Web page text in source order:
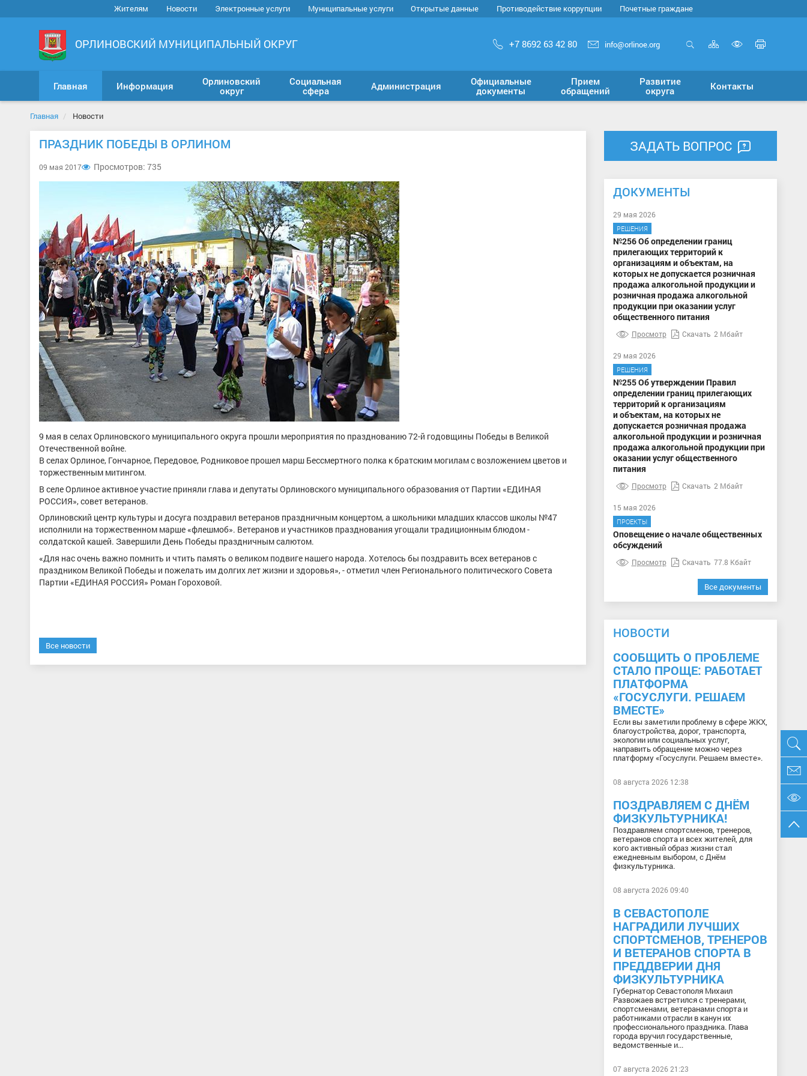
Жителям Новости Электронные услуги Муниципальные услуги Открытые данные Противодействие коррупции Почетные граждане
ОРЛИНОВСКИЙ МУНИЦИПАЛЬНЫЙ ОКРУГ +7 8692 63 42 80 info@orlinoe.org Карта
сайта
версию
для
Главная Информация
Орлиновский
округ
Социальная
сфера
Администрация
Официальные
документы
Прием
обращений
Развитие
округа
Контакты
Главная Новости
ПРАЗДНИК ПОБЕДЫ В ОРЛИНОМ
09 мая 2017 Просмотров: 735
9 мая в селах Орлиновского муниципального округа прошли мероприятия по празднованию 72-й годовщины Победы в Великой
Отечественной войне.
В селах Орлиное, Гончарное, Передовое, Родниковое прошел марш Бессмертного полка к братским могилам с возложением цветов и
торжественным митингом.
В селе Орлиное активное участие приняли глава и депутаты Орлиновского муниципального образования от Партии «ЕДИНАЯ
РОССИЯ», совет ветеранов.
Орлиновский центр культуры и досуга поздравил ветеранов праздничным концертом, а школьники младших классов школы №47
исполнили на торжественном марше «флешмоб». Ветеранов и участников празднования угощали традиционным блюдом -
солдатской кашей. Завершили День Победы праздничным салютом.
«Для нас очень важно помнить и чтить память о великом подвиге нашего народа. Хотелось бы поздравить всех ветеранов с
праздником Великой Победы и пожелать им долгих лет жизни и здоровья», - отметил член Регионального политического Совета
Партии «ЕДИНАЯ РОССИЯ» Роман Гороховой.
Все новости
ЗАДАТЬ ВОПРОС
ДОКУМЕНТЫ
29 мая 2026
РЕШЕНИЯ
№256 Об определении границ
прилегающих территорий к
организациям и объектам, на
которых не допускается розничная
продажа алкогольной продукции и
розничная продажа алкогольной
продукции при оказании услуг
общественного питания
Просмотр Скачать 2 Мбайт
29 мая 2026
РЕШЕНИЯ
№255 Об утверждении Правил
определении границ прилегающих
территорий к организациям
и объектам, на которых не
допускается розничная продажа
алкогольной продукции и розничная
продажа алкогольной продукции при
оказании услуг общественного
питания
Просмотр Скачать 2 Мбайт
15 мая 2026
ПРОЕКТЫ
Оповещение о начале общественных
обсуждений
Просмотр Скачать 77.8 Кбайт
Все документы
НОВОСТИ
СООБЩИТЬ О ПРОБЛЕМЕ
СТАЛО ПРОЩЕ: РАБОТАЕТ
ПЛАТФОРМА
«ГОСУСЛУГИ. РЕШАЕМ
ВМЕСТЕ»
Если вы заметили проблему в сфере ЖКХ,
благоустройства, дорог, транспорта,
экологии или социальных услуг,
направить обращение можно через
платформу «Госуслуги. Решаем вместе».
08 августа 2026 12:38
ПОЗДРАВЛЯЕМ С ДНЁМ
ФИЗКУЛЬТУРНИКА!
Поздравляем спортсменов, тренеров,
ветеранов спорта и всех жителей, для
кого активный образ жизни стал
ежедневным выбором, с Днём
физкультурника.
08 августа 2026 09:40
В СЕВАСТОПОЛЕ
НАГРАДИЛИ ЛУЧШИХ
СПОРТСМЕНОВ, ТРЕНЕРОВ
И ВЕТЕРАНОВ СПОРТА В
ПРЕДДВЕРИИ ДНЯ
ФИЗКУЛЬТУРНИКА
Губернатор Севастополя Михаил
Развожаев встретился с тренерами,
спортсменами, ветеранами спорта и
работниками отрасли в канун их
профессионального праздника. Глава
города вручил государственные,
ведомственные и...
07 августа 2026 21:23